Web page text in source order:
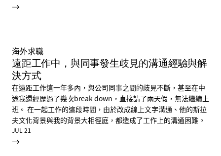
→
海外求職
遠距工作中，與同事發生歧見的溝通經驗與解
決方式
在遠距工作這一年多內，與公司同事之間的歧見不斷，甚至在中
途我還經歷過了幾次break down，直接請了兩天假，無法繼續上
班。 在一起工作的這段時間，由於改成線上文字溝通、他的斯拉
夫文化背景與我的背景大相徑庭，都造成了工作上的溝通困難。
JUL 21
→